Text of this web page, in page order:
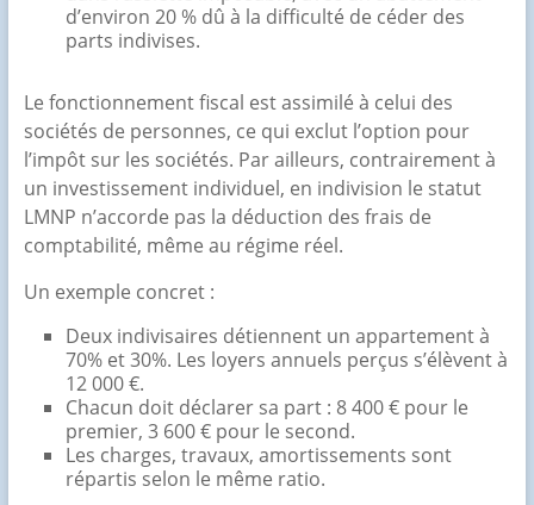
d’environ 20 % dû à la difficulté de céder des
parts indivises.
Le fonctionnement fiscal est assimilé à celui des
sociétés de personnes, ce qui exclut l’option pour
l’impôt sur les sociétés. Par ailleurs, contrairement à
un investissement individuel, en indivision le statut
LMNP n’accorde pas la déduction des frais de
comptabilité, même au régime réel.
Un exemple concret :
Deux indivisaires détiennent un appartement à
70% et 30%. Les loyers annuels perçus s’élèvent à
12 000 €.
Chacun doit déclarer sa part : 8 400 € pour le
premier, 3 600 € pour le second.
Les charges, travaux, amortissements sont
répartis selon le même ratio.